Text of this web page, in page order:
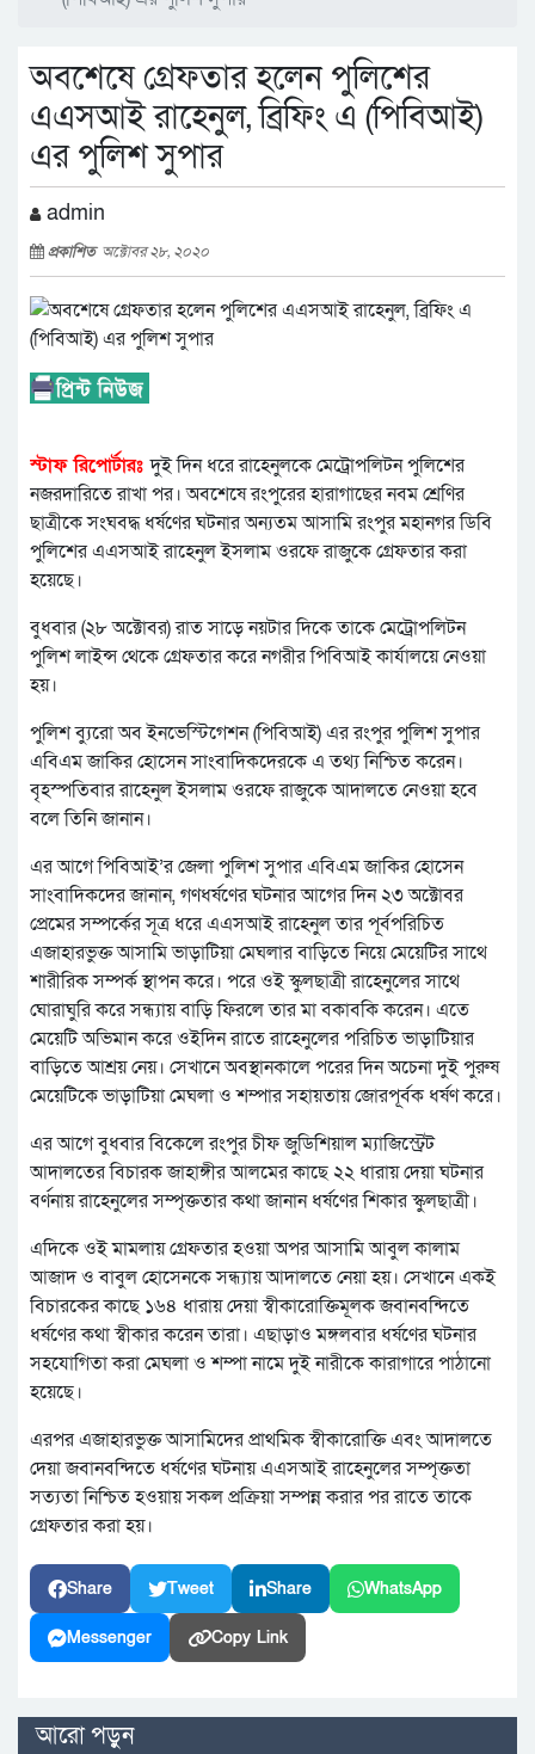
অবশেষে গ্রেফতার হলেন পুলিশের
এএসআই রাহেনুল, ব্রিফিং এ (পিবিআই)
এর পুলিশ সুপার
admin
প্রকাশিত অক্টোবর ২৮, ২০২০
স্টাফ রিপোর্টারঃদুই দিন ধরে রাহেনুলকে মেট্রোপলিটন পুলিশের
নজরদারিতে রাখা পর। অবশেষে রংপুরের হারাগাছের নবম শ্রেণির
ছাত্রীকে সংঘবদ্ধ ধর্ষণের ঘটনার অন্যতম আসামি রংপুর মহানগর ডিবি
পুলিশের এএসআই রাহেনুল ইসলাম ওরফে রাজুকে গ্রেফতার করা
হয়েছে।
বুধবার (২৮ অক্টোবর) রাত সাড়ে নয়টার দিকে তাকে মেট্রোপলিটন
পুলিশ লাইন্স থেকে গ্রেফতার করে নগরীর পিবিআই কার্যালয়ে নেওয়া
হয়।
পুলিশ ব্যুরো অব ইনভেস্টিগেশন (পিবিআই) এর রংপুর পুলিশ সুপার
এবিএম জাকির হোসেন সাংবাদিকদেরকে এ তথ্য নিশ্চিত করেন।
বৃহস্পতিবার রাহেনুল ইসলাম ওরফে রাজুকে আদালতে নেওয়া হবে
বলে তিনি জানান।
এর আগে পিবিআই’র জেলা পুলিশ সুপার এবিএম জাকির হোসেন
সাংবাদিকদের জানান, গণধর্ষণের ঘটনার আগের দিন ২৩ অক্টোবর
প্রেমের সম্পর্কের সূত্র ধরে এএসআই রাহেনুল তার পূর্বপরিচিত
এজাহারভুক্ত আসামি ভাড়াটিয়া মেঘলার বাড়িতে নিয়ে মেয়েটির সাথে
শারীরিক সম্পর্ক স্থাপন করে। পরে ওই স্কুলছাত্রী রাহেনুলের সাথে
ঘোরাঘুরি করে সন্ধ্যায় বাড়ি ফিরলে তার মা বকাবকি করেন। এতে
মেয়েটি অভিমান করে ওইদিন রাতে রাহেনুলের পরিচিত ভাড়াটিয়ার
বাড়িতে আশ্রয় নেয়। সেখানে অবস্থানকালে পরের দিন অচেনা দুই পুরুষ
মেয়েটিকে ভাড়াটিয়া মেঘলা ও শম্পার সহায়তায় জোরপূর্বক ধর্ষণ করে।
এর আগে বুধবার বিকেলে রংপুর চীফ জুডিশিয়াল ম্যাজিস্ট্রেট
আদালতের বিচারক জাহাঙ্গীর আলমের কাছে ২২ ধারায় দেয়া ঘটনার
বর্ণনায় রাহেনুলের সম্পৃক্ততার কথা জানান ধর্ষণের শিকার স্কুলছাত্রী।
এদিকে ওই মামলায় গ্রেফতার হওয়া অপর আসামি আবুল কালাম
আজাদ ও বাবুল হোসেনকে সন্ধ্যায় আদালতে নেয়া হয়। সেখানে একই
বিচারকের কাছে ১৬৪ ধারায় দেয়া স্বীকারোক্তিমূলক জবানবন্দিতে
ধর্ষণের কথা স্বীকার করেন তারা। এছাড়াও মঙ্গলবার ধর্ষণের ঘটনার
সহযোগিতা করা মেঘলা ও শম্পা নামে দুই নারীকে কারাগারে পাঠানো
হয়েছে।
এরপর এজাহারভুক্ত আসামিদের প্রাথমিক স্বীকারোক্তি এবং আদালতে
দেয়া জবানবন্দিতে ধর্ষণের ঘটনায় এএসআই রাহেনুলের সম্পৃক্ততা
সত্যতা নিশ্চিত হওয়ায় সকল প্রক্রিয়া সম্পন্ন করার পর রাতে তাকে
গ্রেফতার করা হয়।
Share Tweet Share WhatsApp
Messenger Copy Link
আরো পড়ুন